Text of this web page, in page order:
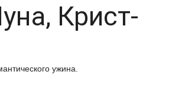
Крист-
ужина.